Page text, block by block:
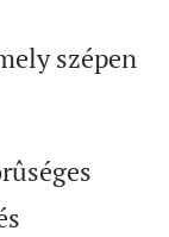
szépen